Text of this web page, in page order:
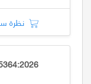
نظرة